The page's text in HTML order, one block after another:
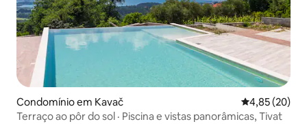
Condomínio em Kavač Classificação
4,85 (20)
Terraço ao pôr do sol · Piscina e vistas panorâmicas, Tivat